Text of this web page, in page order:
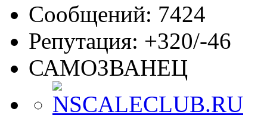
Сообщений: 7424
Репутация: +320/-46
САМОЗВАНЕЦ